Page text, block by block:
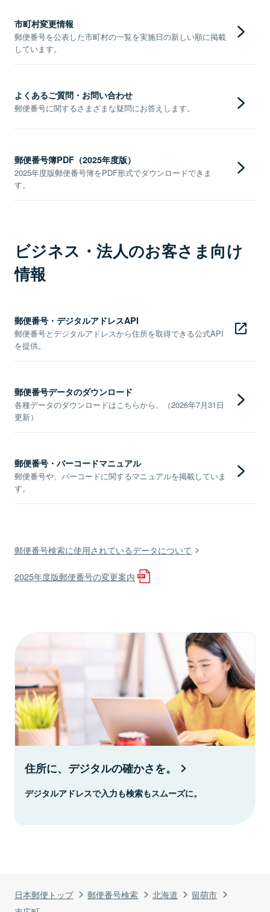
日本郵便トップ 郵便番号検索 北海道
留萌市
市町村変更情報
郵便番号を公表した市町村の一覧を実施日の新しい順に掲載
しています。
よくあるご質問・お問い合わせ
郵便番号に関するさまざまな疑問にお答えします。
郵便番号簿PDF（2025年度版）
2025年度版郵便番号簿をPDF形式でダウンロードできま
す。
ビジネス・法人のお客さま向け
情報
郵便番号・デジタルアドレスAPI
郵便番号とデジタルアドレスから住所を取得できる公式API
を提供。
郵便番号データのダウンロード
各種データのダウンロードはこちらから。（2026年7月31日
更新）
郵便番号・バーコードマニュアル
郵便番号や、バーコードに関するマニュアルを掲載していま
す。
郵便番号検索に使用されているデータについて
2025年度版郵便番号の変更案内
住所に、デジタルの確かさを。
デジタルアドレスで入力も検索もスムーズに。